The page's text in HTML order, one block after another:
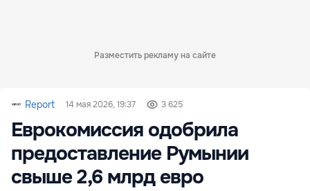
Разместить рекламу на сайте
Report 14 мая 2026, 19:37 3 625
Еврокомиссия одобрила
предоставление Румынии
свыше 2,6 млрд евро